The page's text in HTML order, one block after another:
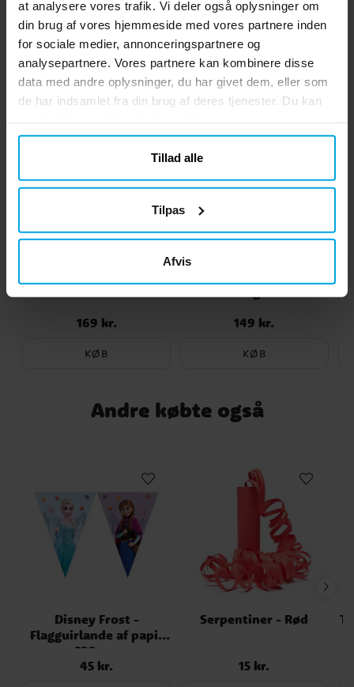
at analysere vores trafik. Vi deler også oplysninger om
din brug af vores hjemmeside med vores partnere inden
for sociale medier, annonceringspartnere og
analysepartnere. Vores partnere kan kombinere disse
data med andre oplysninger, du har givet dem, eller som
de har indsamlet fra din brug af deres tjenester. Du kan
Tillad alle
Tilpas
Afvis
Nøgleringene sælges enkeltvis og
usorterede, hvilket gør det ekstra
spændende at se, hvilken figur du får. En
fin lille gave eller overraskelse, der passer
lige godt til hverdag som i en slikpose
eller julestrømpe. ✔️ Størrelse: ca. 10-13
cm ✔️ Fremstillet af 100 % polyester ✔️
Lignende produkter vi tror du vil
kunne lide
Pris:169 kr.
169 kr.
KØB
Pris:149 kr.
149 kr.
KØB
Andre købte også
Disney Frost -
Flagguirlande af papir
230 cm
Pris: 45 kr.
45 kr.
Serpentiner - Rød
Pris: 15 kr.
15 kr.